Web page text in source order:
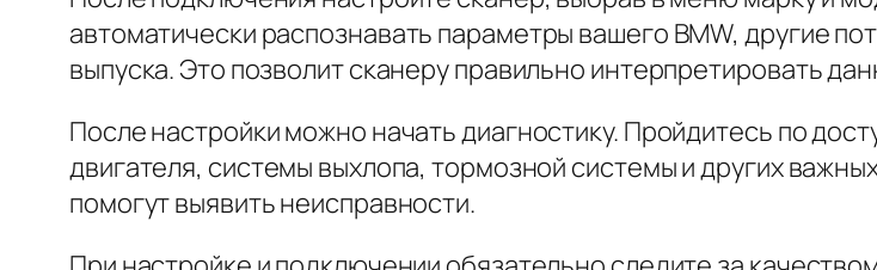
автоматически распознавать параметры вашего BMW, другие
выпуска. Это позволит сканеру правильно интерпретировать
После настройки можно начать диагностику. Пройдитесь по
двигателя, системы выхлопа, тормозной системы и других
помогут выявить неисправности.